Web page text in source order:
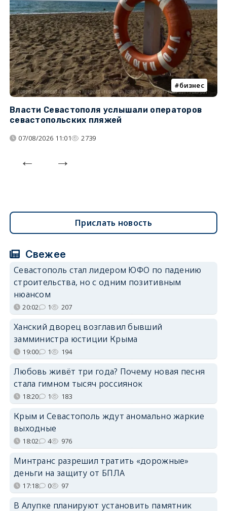
бизнес
Власти Севастополя услышали операторов
севастопольских пляжей
07/08/2026 11:01 2739
Прислать новость
Свежее
Севастополь стал лидером ЮФО по падению
строительства, но с одним позитивным
нюансом
20:02 1 207
Ханский дворец возглавил бывший
замминистра юстиции Крыма
19:00 1 194
Любовь живёт три года? Почему новая песня
стала гимном тысяч россиянок
18:20 1 183
Крым и Севастополь ждут аномально жаркие
выходные
18:02 4 976
Минтранс разрешил тратить «дорожные»
деньги на защиту от БПЛА
17:18 0 97
В Алупке планируют установить памятник